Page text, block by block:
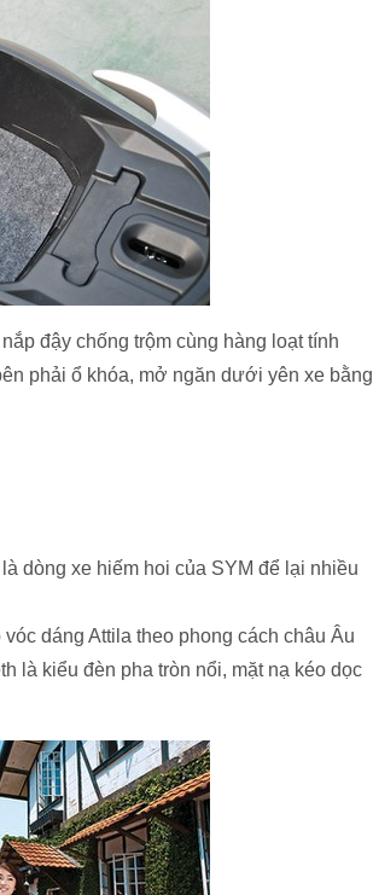
đậy chống trộm cùng hàng loạt tính
phải ổ khóa, mở ngăn dưới yên xe bằng
dòng xe hiếm hoi của SYM để lại nhiều
dáng Attila theo phong cách châu Âu
là kiểu đèn pha tròn nổi, mặt nạ kéo dọc